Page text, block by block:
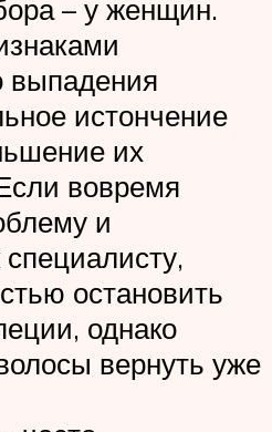
– у женщин.
выпадения
истончение
их
вовремя
и
специалисту,
остановить
однако
вернуть уже